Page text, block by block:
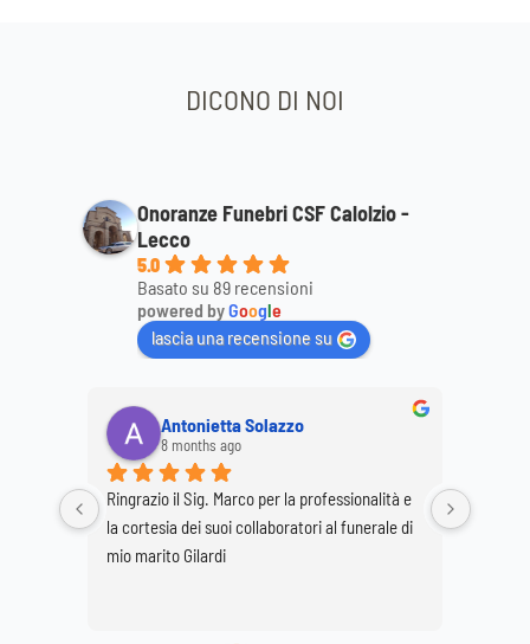
DICONO DI NOI
Onoranze Funebri CSF Calolzio -
Lecco
5.0
Basato su 89 recensioni
powered byGoogle
lascia una recensione su
Antonietta Solazzo
8 months ago
Ringrazio il Sig. Marco per la professionalità e
la cortesia dei suoi collaboratori al funerale di
mio marito Gilardi